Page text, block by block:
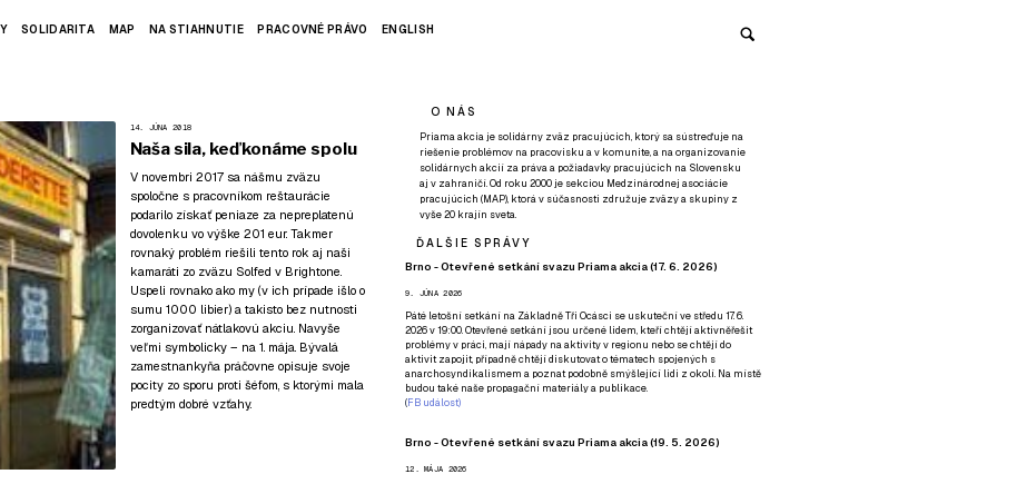
SOLIDARITA MAP NA STIAHNUTIE PRACOVNÉ PRÁVO ENGLISH
14. JÚNA 2018
Naša sila, keď konáme spolu
V novembri 2017 sa nášmu zväzu
spoločne s pracovníkom reštaurácie
podarilo získať peniaze za nepreplatenú
dovolenku vo výške 201 eur. Takmer
rovnaký problém riešili tento rok aj naši
kamaráti zo zväzu Solfed v Brightone.
Uspeli rovnako ako my (v ich prípade išlo o
sumu 1000 libier) a takisto bez nutnosti
zorganizovať nátlakovú akciu. Navyše
veľmi symbolicky – na 1. mája. Bývalá
zamestnankyňa práčovne opisuje svoje
pocity zo sporu proti šéfom, s ktorými mala
predtým dobré vzťahy.
O NÁS
Priama akcia je solidárny zväz pracujúcich, ktorý sa sústreďuje na
riešenie problémov na pracovisku a v komunite, a na organizovanie
solidárnych akcií za práva a požiadavky pracujúcich na Slovensku
aj v zahraničí. Od roku 2000 je sekciou Medzinárodnej asociácie
pracujúcich (MAP), ktorá v súčasnosti združuje zväzy a skupiny z
vyše 20 krajín sveta.
ĎALŠIE SPRÁVY
Brno - Otevřené setkání svazu Priama akcia (17. 6. 2026)
9. JÚNA 2026
Páté letošní setkání na Základně Tři Ocásci se uskuteční ve středu 17. 6.
2026 v 19:00. Otevřené setkání jsou určené lidem, kteří chtějí aktivněřešit
problémy v práci, mají nápady na aktivity v regionu nebo se chtějí do
aktivit zapojit, případně chtějí diskutovat o tématech spojených s
anarchosyndikalismem a poznat podobně smýšlející lidi z okolí. Na místě
budou také naše propagační materiály a publikace.
(FB událost)
Brno - Otevřené setkání svazu Priama akcia (19. 5. 2026)
12. MÁJA 2026